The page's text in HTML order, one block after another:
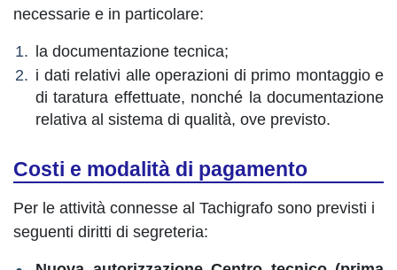
necessarie e in particolare:
la documentazione tecnica;
i dati relativi alle operazioni di primo montaggio e
di taratura effettuate, nonché la documentazione
relativa al sistema di qualità, ove previsto.
Costi e modalità di pagamento
Per le attività connesse al Tachigrafo sono previsti i
seguenti diritti di segreteria: